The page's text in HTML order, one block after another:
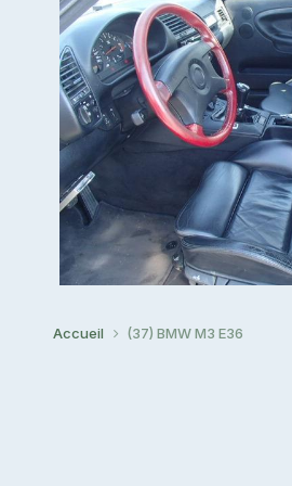
Accueil (37) BMW M3 E36